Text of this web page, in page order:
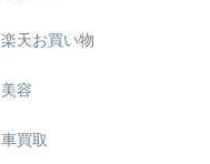
楽天お買い物
美容
車買取